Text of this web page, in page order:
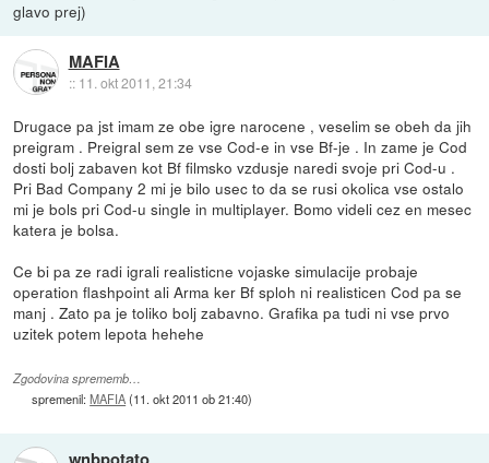
glavo prej)
MAFIA
:: 11. okt 2011, 21:34
Drugace pa jst imam ze obe igre narocene , veselim se obeh da jih
preigram . Preigral sem ze vse Cod-e in vse Bf-je . In zame je Cod
dosti bolj zabaven kot Bf filmsko vzdusje naredi svoje pri Cod-u .
Pri Bad Company 2 mi je bilo usec to da se rusi okolica vse ostalo
mi je bols pri Cod-u single in multiplayer. Bomo videli cez en mesec
katera je bolsa.
Ce bi pa ze radi igrali realisticne vojaske simulacije probaje
operation flashpoint ali Arma ker Bf sploh ni realisticen Cod pa se
manj . Zato pa je toliko bolj zabavno. Grafika pa tudi ni vse prvo
uzitek potem lepota hehehe
Zgodovina sprememb…
spremenil:MAFIA(11. okt 2011 ob 21:40)